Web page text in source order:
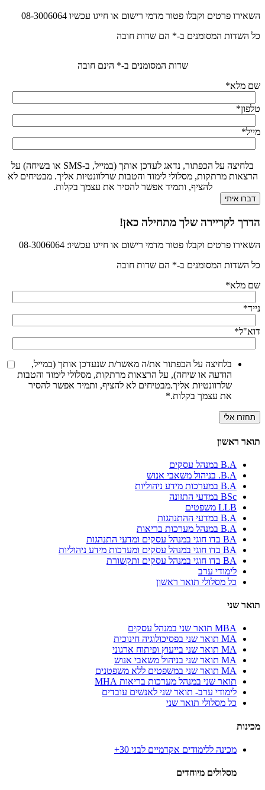
השאירו פרטים וקבלו פטור מדמי רישום או חייגו עכשיו 08-3006064
כל השדות המסומנים ב-* הם שדות חובה
שדות המסומנים ב-* הינם חובה
שם מלא*
טלפון*
מייל*
בלחיצה על הכפתור, נדאג לעדכן אותך (במייל, ב-SMS או בשיחה) על
הרצאות מרתקות, מסלולי לימוד והטבות שרלוונטיות אליך. מבטיחים לא
להציף, ותמיד אפשר להסיר את עצמך בקלות.
הדרך לקריירה שלך מתחילה כאן!
השאירו פרטים וקבלו פטור מדמי רישום או חייגו עכשיו: 08-3006064
כל השדות המסומנים ב-* הם שדות חובה
שם מלא*
נייד*
דוא"ל*
בלחיצה על הכפתור את/ה מאשר/ת שנעדכן אותך (במייל,
הודעה או שיחה), על הרצאות מרתקות, מסלולי לימוד והטבות
שלרוונטיות אליך.מבטיחים לא להציף, ותמיד אפשר להסיר
את עצמך בקלות.*
תואר ראשון
B.A במנהל עסקים
B.A. בניהול משאבי אנוש
B.A במערכות מידע ניהוליות
BSc במדעי התזונה
LLB משפטים
B.A במדעי ההתנהגות
B.A במנהל מערכות בריאות
BA בדו חוגי במנהל עסקים ומדעי התנהגות
BA בדו חוגי במנהל עסקים ומערכות מידע ניהוליות
BA בדו חוגי במנהל עסקים ותקשורת
לימודי ערב
כל מסלולי תואר ראשון
תואר שני
MBA תואר שני במנהל עסקים
MA תואר שני בפסיכולוגיה חינוכית
MA תואר שני בייעוץ ופיתוח ארגוני
MA תואר שני בניהול משאבי אנוש
MA תואר שני במשפטים ללא משפטנים
תואר שני במנהל מערכות בריאות MHA
לימודי ערב- תואר שני לאנשים עובדים
כל מסלולי תואר שני
מכינות
מכינה ללימודים אקדמיים לבני 30+
מסלולים מיוחדים